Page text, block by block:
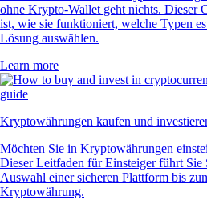
ohne Krypto-Wallet geht nichts. Dieser
ist, wie sie funktioniert, welche Typen
Lösung auswählen.
Learn more
Kryptowährungen kaufen und
Möchten Sie in Kryptowährungen
Dieser Leitfaden für Einsteiger führt
Auswahl einer sicheren Plattform bis
Kryptowährung.